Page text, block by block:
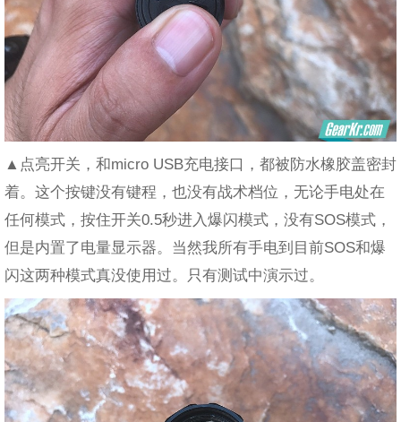
▲点亮开关，和micro USB充电接口，都被防水橡胶盖密封
着。这个按键没有键程，也没有战术档位，无论手电处在
任何模式，按住开关0.5秒进入爆闪模式，没有SOS模式，
但是内置了电量显示器。当然我所有手电到目前SOS和爆
闪这两种模式真没使用过。只有测试中演示过。